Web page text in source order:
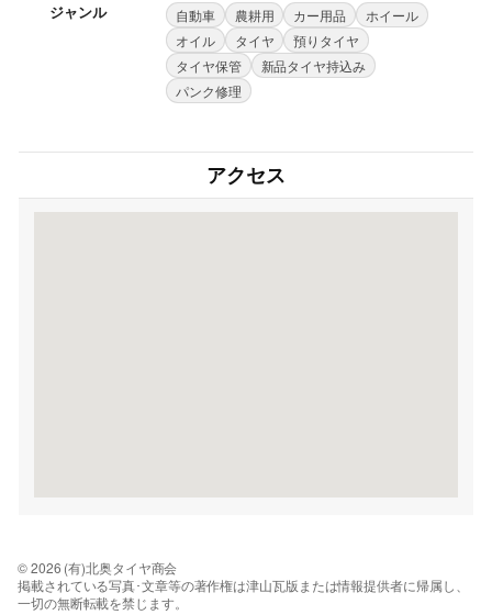
ジャンル 自動車 農耕用 カー用品
ホイール
オイル
タイヤ
預りタイヤ
タイヤ保管
新品タイヤ持込み
パンク修理
アクセス
© 2026 (有)北奥タイヤ商会
掲載されている写真･文章等の著作権は津山瓦版または情報提供者に帰属し、
一切の無断転載を禁じます。